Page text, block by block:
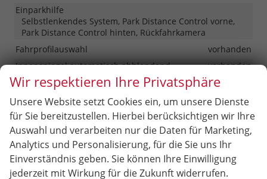
Einparkhilfe
Selbstlenkendes System, Park Distance Control vorne,
Park Distance Control hinten, Rückfahrkamera
Fahrprofilauswahl
vorhanden
Innenspiegel automatisch abblendend
vorhanden
Lenkung
Servolenkung
Lichttechnik
Lichtsensor, Nebelscheinwerfer, Tagfahrlicht, LED-
Rückleuchten, LED-Scheinwerfer, LED-Tagfahrlicht
Pannenhilfe
Pannenkit
Start/Stop-Automatik
vorhanden
Zentralverriegelung
Wir respektieren Ihre Privatsphäre
Unsere Website setzt Cookies ein, um unsere Dienste
für Sie bereitzustellen. Hierbei berücksichtigen wir Ihre
Auswahl und verarbeiten nur die Daten für Marketing,
Analytics und Personalisierung, für die Sie uns Ihr
Einverständnis geben. Sie können Ihre Einwilligung
jederzeit mit Wirkung für die Zukunft widerrufen.